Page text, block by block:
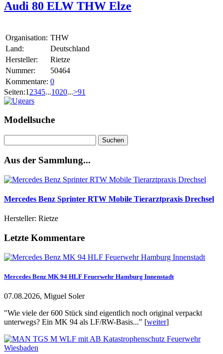
Audi 80 ELW THW Elze
Organisation: THW
Land:
Deutschland
Hersteller:
Rietze
Nummer:
50464
Kommentare: 0
Seiten:1 2345...1020...>91
Modellsuche
nach:
Aus der Sammlung...
Mercedes Benz Sprinter RTW Mobile Tierarztpraxis Drechsel
Hersteller: Rietze
Letzte Kommentare
Mercedes Benz MK 94 HLF Feuerwehr Hamburg Innenstadt
07.08.2026, Miguel Soler
"Wie viele der 600 Stück sind eigentlich noch original verpackt
unterwegs? Ein MK 94 als LF/RW-Basis..." [weiter]